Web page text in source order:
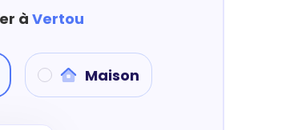
àVertou
Maison